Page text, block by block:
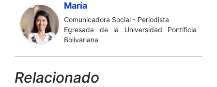
María
Comunicadora Social - Periodista
Egresada de la Universidad Pontificia
Bolivariana
Relacionado